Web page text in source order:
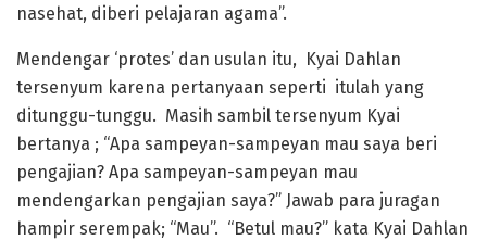
nasehat, diberi pelajaran agama”.
Mendengar ‘protes’ dan usulan itu, Kyai Dahlan
tersenyum karena pertanyaan seperti itulah yang
ditunggu-tunggu. Masih sambil tersenyum Kyai
bertanya ; “Apa sampeyan-sampeyan mau saya beri
pengajian? Apa sampeyan-sampeyan mau
mendengarkan pengajian saya?” Jawab para juragan
hampir serempak; “Mau”. “Betul mau?” kata Kyai Dahlan